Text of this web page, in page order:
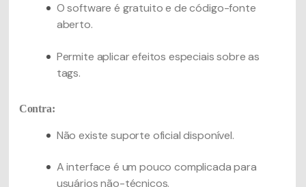
O software é gratuito e de código-fonte
aberto.
Permite aplicar efeitos especiais sobre as
tags.
Contra:
Não existe suporte oficial disponível.
A interface é um pouco complicada para
usuários não-técnicos.